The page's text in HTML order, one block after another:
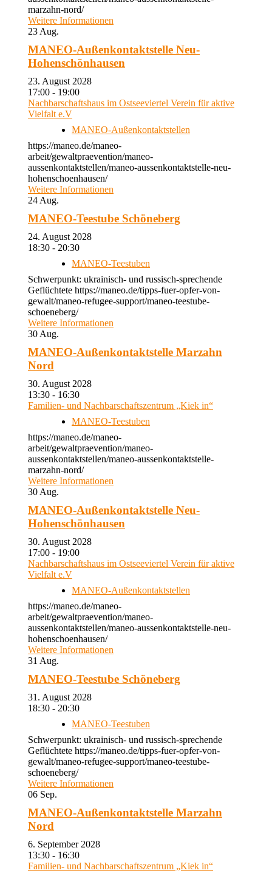
marzahn-nord/
Weitere Informationen
23 Aug.
MANEO-Außenkontaktstelle Neu-
Hohenschönhausen
23. August 2028
17:00 - 19:00
Nachbarschaftshaus im Ostseeviertel Verein für aktive
Vielfalt e.V
MANEO-Außenkontaktstellen
https://maneo.de/maneo-
arbeit/gewaltpraevention/maneo-
aussenkontaktstellen/maneo-aussenkontaktstelle-neu-
hohenschoenhausen/
Weitere Informationen
24 Aug.
MANEO-Teestube Schöneberg
24. August 2028
18:30 - 20:30
MANEO-Teestuben
Schwerpunkt: ukrainisch- und russisch-sprechende
Geflüchtete https://maneo.de/tipps-fuer-opfer-von-
gewalt/maneo-refugee-support/maneo-teestube-
schoeneberg/
Weitere Informationen
30 Aug.
MANEO-Außenkontaktstelle Marzahn
Nord
30. August 2028
13:30 - 16:30
Familien- und Nachbarschaftszentrum „Kiek in“
MANEO-Teestuben
https://maneo.de/maneo-
arbeit/gewaltpraevention/maneo-
aussenkontaktstellen/maneo-aussenkontaktstelle-
marzahn-nord/
Weitere Informationen
30 Aug.
MANEO-Außenkontaktstelle Neu-
Hohenschönhausen
30. August 2028
17:00 - 19:00
Nachbarschaftshaus im Ostseeviertel Verein für aktive
Vielfalt e.V
MANEO-Außenkontaktstellen
https://maneo.de/maneo-
arbeit/gewaltpraevention/maneo-
aussenkontaktstellen/maneo-aussenkontaktstelle-neu-
hohenschoenhausen/
Weitere Informationen
31 Aug.
MANEO-Teestube Schöneberg
31. August 2028
18:30 - 20:30
MANEO-Teestuben
Schwerpunkt: ukrainisch- und russisch-sprechende
Geflüchtete https://maneo.de/tipps-fuer-opfer-von-
gewalt/maneo-refugee-support/maneo-teestube-
schoeneberg/
Weitere Informationen
06 Sep.
MANEO-Außenkontaktstelle Marzahn
Nord
6. September 2028
13:30 - 16:30
Familien- und Nachbarschaftszentrum „Kiek in“